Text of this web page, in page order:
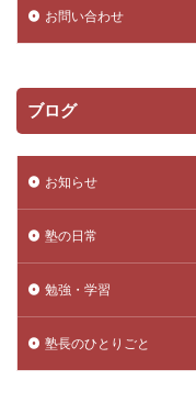
お問い合わせ
ブログ
お知らせ
塾の日常
勉強・学習
塾長のひとりごと